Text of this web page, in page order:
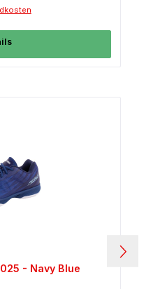
- Navy Blue